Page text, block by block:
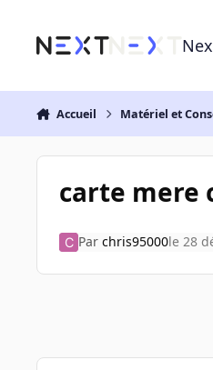
Accueil Matériel et
carte mere
Par chris95000le 28